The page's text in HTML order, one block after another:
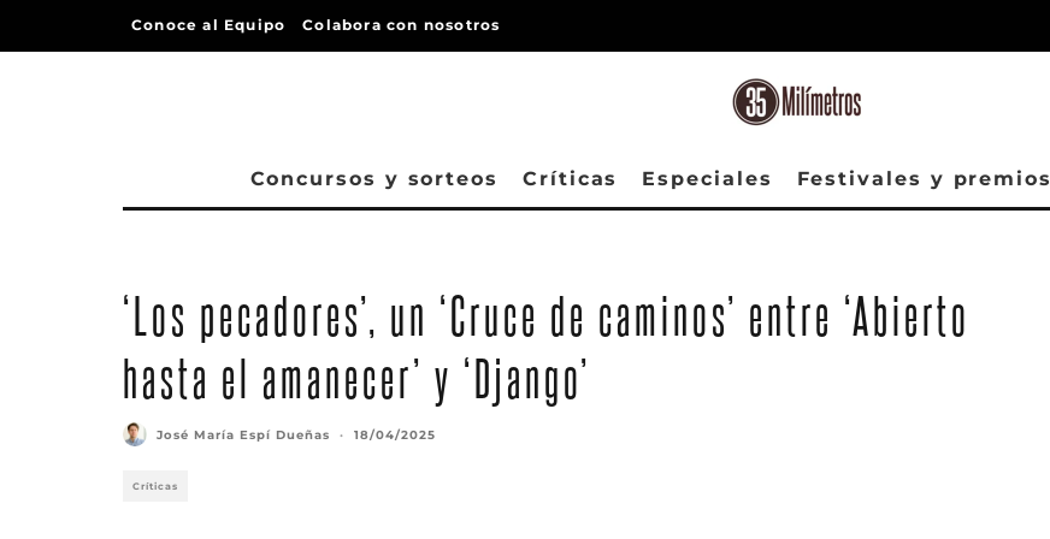
Conoce al Equipo Colabora con nosotros
Concursos y sorteos Críticas Especiales Festivales y premios
‘Los pecadores’, un ‘Cruce de caminos’ entre ‘Abierto
hasta el amanecer’ y ‘Django’
José María Espí Dueñas · 18/04/2025
Críticas